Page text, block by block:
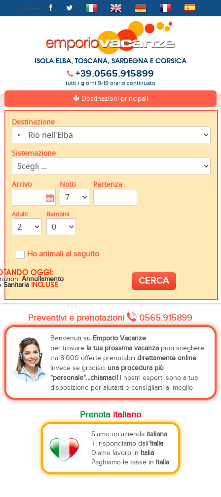
--> -->
ISOLA ELBA, TOSCANA, SARDEGNA E CORSICA
+39.0565.915899
tutti i giorni 9-19 orario continuato
Destinazioni principali
Destinazione
Sistemazione
Arrivo Notti Partenza
Adulti Bambini
Ho animali al seguito
OGGI:
Annullamento
Sanitaria INCLUSE
Preventivi e prenotazioni 0565.915899
Benvenuti su Emporio Vacanze
per trovare la tua prossima vacanzapuoi scegliere
tra 8.000 offerte prenotabili direttamente online.
Invece se gradisci una procedura più
"personale"...chiamaci!I nostri esperti sono a tua
disposizione per aiutarti e consigliarti al meglio
Prenota italiano
Siamo un'azienda italiana
Ti rispondiamo dall'Italia
Diamo lavoro in Italia
Paghiamo le tasse in Italia